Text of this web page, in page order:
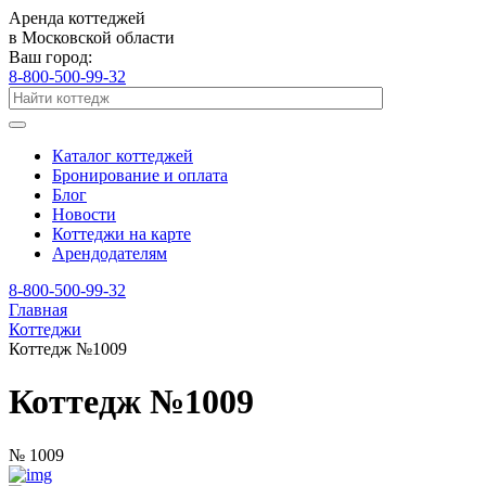
Аренда коттеджей
в Московской области
Ваш город:
8-800-500-99-32
Каталог коттеджей
Бронирование и оплата
Блог
Новости
Коттеджи на карте
Арендодателям
8-800-500-99-32
Главная
Коттеджи
Коттедж №1009
Коттедж №1009
№ 1009